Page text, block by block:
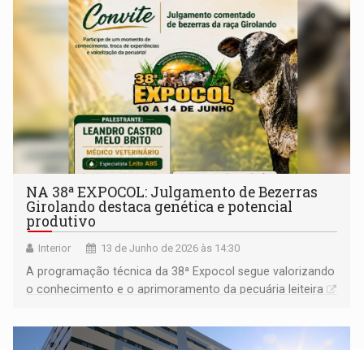
NA 38ª EXPOCOL: Julgamento de Bezerras
Girolando destaca genética e potencial
produtivo
Interior 13 de Junho de 2026 às 14:30
A programação técnica da 38ª Expocol segue valorizando
o conhecimento e o aprimoramento da pecuária leiteira